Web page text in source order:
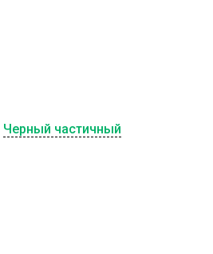
Черный частичный